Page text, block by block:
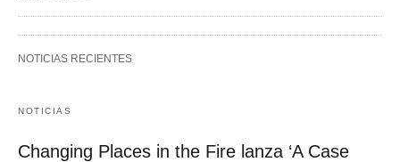
NOTICIAS RECIENTES
NOTICIAS
Changing Places in the Fire lanza ‘A Case